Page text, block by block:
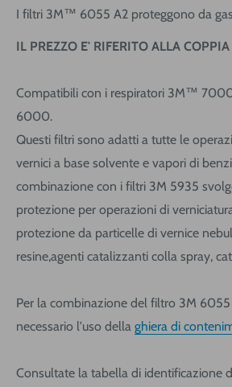
I filtri 3M™ 6055 A2 proteggono da
IL PREZZO E' RIFERITO ALLA COPPIA
Compatibili con i respiratori 3M™
6000.
Questi filtri sono adatti a tutte le
vernici a base solvente e vapori di
combinazione con i filtri 3M 5935
protezione per operazioni di
protezione da particelle di vernice
resine,agenti catalizzanti colla spray,
Per la combinazione del filtro 3M
necessario l'uso della ghiera di
Consultate la tabella di identificazione